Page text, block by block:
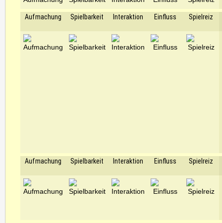
Aufmachung Spielbarkeit Interaktion Einfluss Spielreiz
Aufmachung Spielbarkeit Interaktion Einfluss Spielreiz